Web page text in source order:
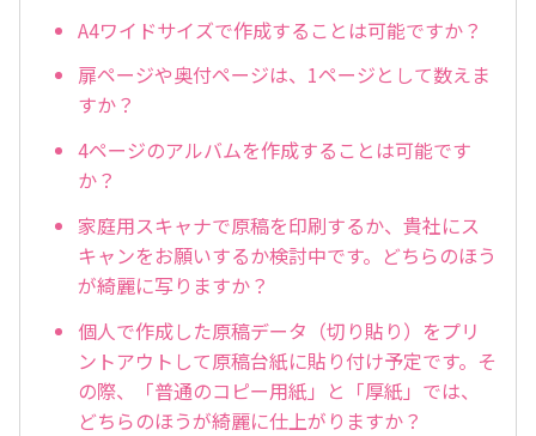
A4ワイドサイズで作成することは可能ですか？
扉ページや奥付ページは、1ページとして数えま
すか？
4ページのアルバムを作成することは可能です
か？
家庭用スキャナで原稿を印刷するか、貴社にス
キャンをお願いするか検討中です。どちらのほう
が綺麗に写りますか？
個人で作成した原稿データ（切り貼り）をプリ
ントアウトして原稿台紙に貼り付け予定です。そ
の際、「普通のコピー用紙」と「厚紙」では、
どちらのほうが綺麗に仕上がりますか？